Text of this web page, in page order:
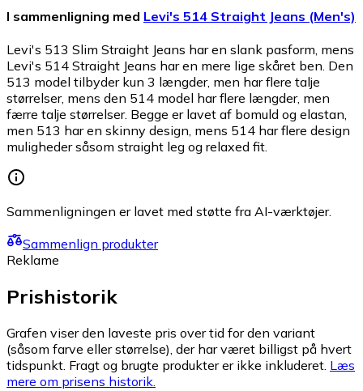
I sammenligning med Levi's 514 Straight Jeans (Men's)
Levi's 513 Slim Straight Jeans har en slank pasform, mens
Levi's 514 Straight Jeans har en mere lige skåret ben. Den
513 model tilbyder kun 3 længder, men har flere talje
størrelser, mens den 514 model har flere længder, men
færre talje størrelser. Begge er lavet af bomuld og elastan,
men 513 har en skinny design, mens 514 har flere design
muligheder såsom straight leg og relaxed fit.
Sammenligningen er lavet med støtte fra AI-værktøjer.
Sammenlign produkter
Reklame
Prishistorik
Grafen viser den laveste pris over tid for den variant
(såsom farve eller størrelse), der har været billigst på hvert
tidspunkt. Fragt og brugte produkter er ikke inkluderet. Læs
mere om prisens historik.